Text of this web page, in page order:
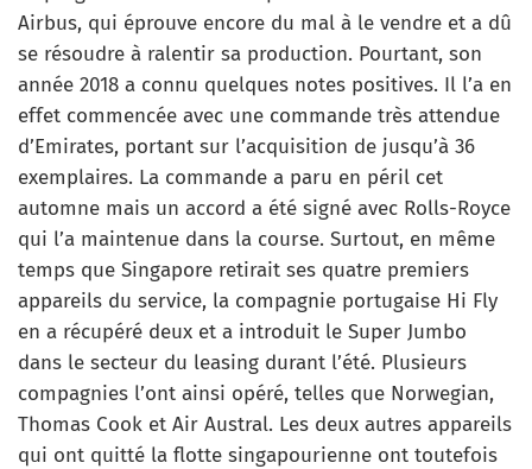
Airbus, qui éprouve encore du mal à le vendre et a dû
se résoudre à ralentir sa production. Pourtant, son
année 2018 a connu quelques notes positives. Il l’a en
effet commencée avec une commande très attendue
d’Emirates, portant sur l’acquisition de jusqu’à 36
exemplaires. La commande a paru en péril cet
automne mais un accord a été signé avec Rolls-Royce
qui l’a maintenue dans la course. Surtout, en même
temps que Singapore retirait ses quatre premiers
appareils du service, la compagnie portugaise Hi Fly
en a récupéré deux et a introduit le Super Jumbo
dans le secteur du leasing durant l’été. Plusieurs
compagnies l’ont ainsi opéré, telles que Norwegian,
Thomas Cook et Air Austral. Les deux autres appareils
qui ont quitté la flotte singapourienne ont toutefois